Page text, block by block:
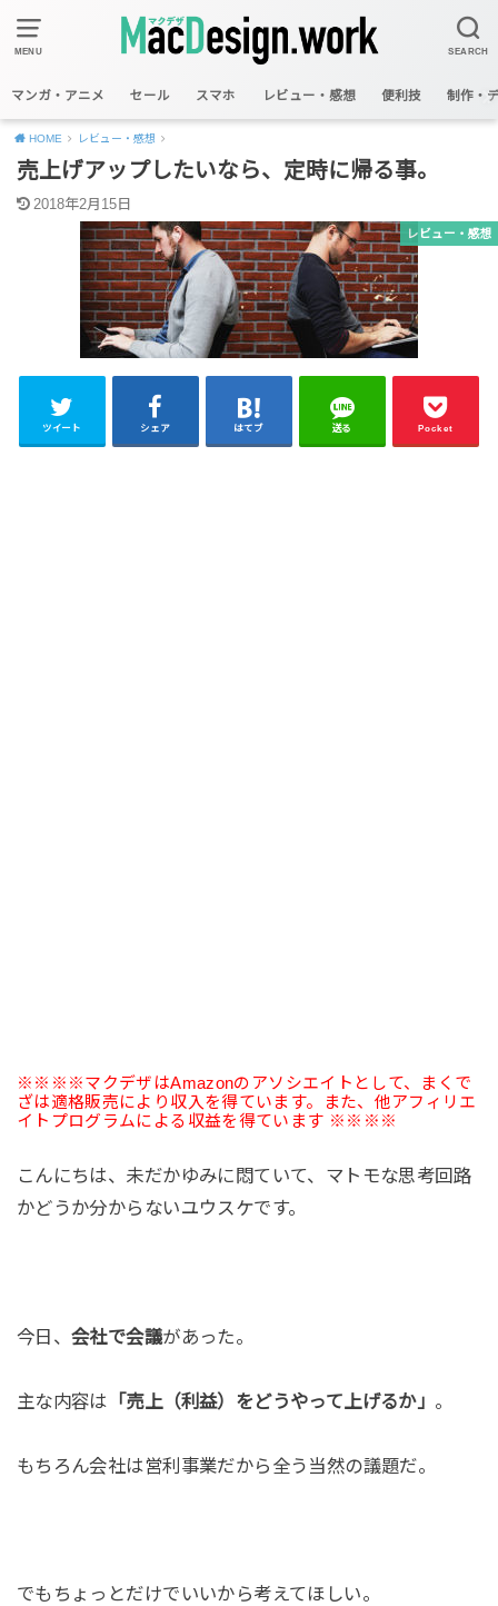
MENU SEARCH
マンガ・アニメ セール スマホ レビュー・感想 便利技 制作・
HOME レビュー・感想
売上げアップしたいなら、定時に帰る事。
2018年2月15日
レビュー・感想
ツイート シェア はてブ 送る Pocket
※※※※マクデザはAmazonのアソシエイトとして、まくで
ざは適格販売により収入を得ています。また、他アフィリエ
イトプログラムによる収益を得ています ※※※※
こんにちは、未だかゆみに悶ていて、マトモな思考回路
かどうか分からないユウスケです。
今日、会社で会議があった。
主な内容は 「売上（利益）をどうやって上げるか」 。
もちろん会社は営利事業だから全う当然の議題だ。
でもちょっとだけでいいから考えてほしい。